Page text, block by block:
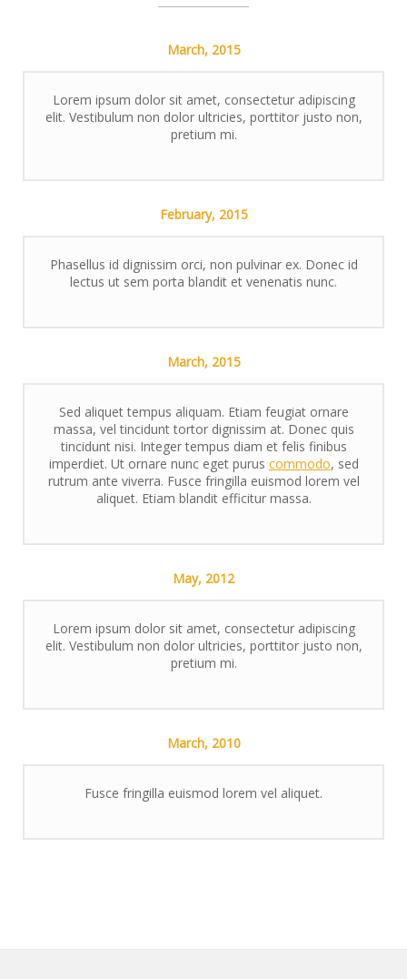
March, 2015
Lorem ipsum dolor sit amet, consectetur adipiscing
elit. Vestibulum non dolor ultricies, porttitor justo non,
pretium mi.
February, 2015
Phasellus id dignissim orci, non pulvinar ex. Donec id
lectus ut sem porta blandit et venenatis nunc.
March, 2015
Sed aliquet tempus aliquam. Etiam feugiat ornare
massa, vel tincidunt tortor dignissim at. Donec quis
tincidunt nisi. Integer tempus diam et felis finibus
imperdiet. Ut ornare nunc eget purus commodo, sed
rutrum ante viverra. Fusce fringilla euismod lorem vel
aliquet. Etiam blandit efficitur massa.
May, 2012
Lorem ipsum dolor sit amet, consectetur adipiscing
elit. Vestibulum non dolor ultricies, porttitor justo non,
pretium mi.
March, 2010
Fusce fringilla euismod lorem vel aliquet.